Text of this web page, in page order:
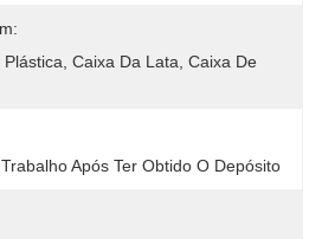
Caixa Da Lata, Caixa De
Após Ter Obtido O Depósito